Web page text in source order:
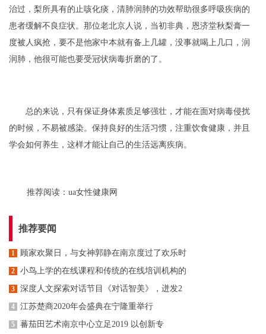
治过，梨所具有的止咳化痰，清肺润肺的功效帮助很多呼吸疾病的
患者缓解不良症状。那位老北京人说，当初非典，恩济堂秋梨膏一
度被人疯抢，要不是他家中本就有备上几罐，没事就喝上几口，润
润肺，他很可能也要受冠状病毒折磨的了。
总的来说，只有保证身体素质足够强壮，才能在面对病毒侵扰
的时候，不易被感染。保持良好的生活习惯，注重饮食健康，并且
学会如何养生，这样才能让自己的生活远离疾病。
推荐阅读： ua女性健康网
推荐要闻
1 顾家欢聚日，与女神郭静在南京度过了欢乐时
2 小鸟上学的在线课程和传统的在线培训机构的
3 深度人文探索对话节目《对话智美》，迸发2
4 江苏楚商2020年会盛典在宁隆重举行
5 蕃茄田艺术南京中心立足2019 以创新专